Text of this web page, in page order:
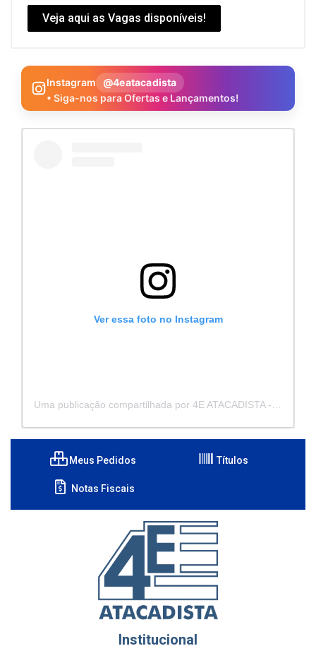
Veja aqui as Vagas disponíveis!
Instagram
@4eatacadista
• Siga-nos para Ofertas e Lançamentos!
Ver essa foto no Instagram
Meus Pedidos Títulos
Notas Fiscais
Institucional